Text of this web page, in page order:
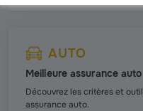
AUTO
Meilleure assurance auto
Découvrez les critères et
assurance auto.